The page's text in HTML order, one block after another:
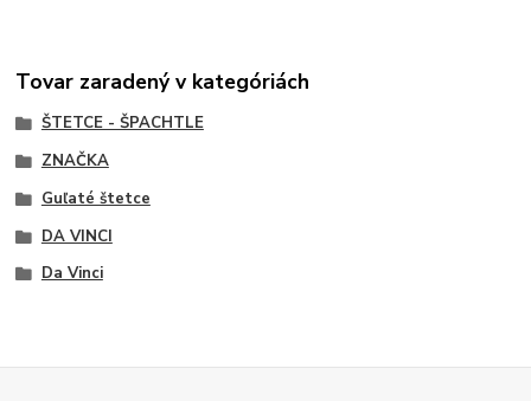
Tovar zaradený v kategóriách
ŠTETCE - ŠPACHTLE
ZNAČKA
Guľaté štetce
DA VINCI
Da Vinci